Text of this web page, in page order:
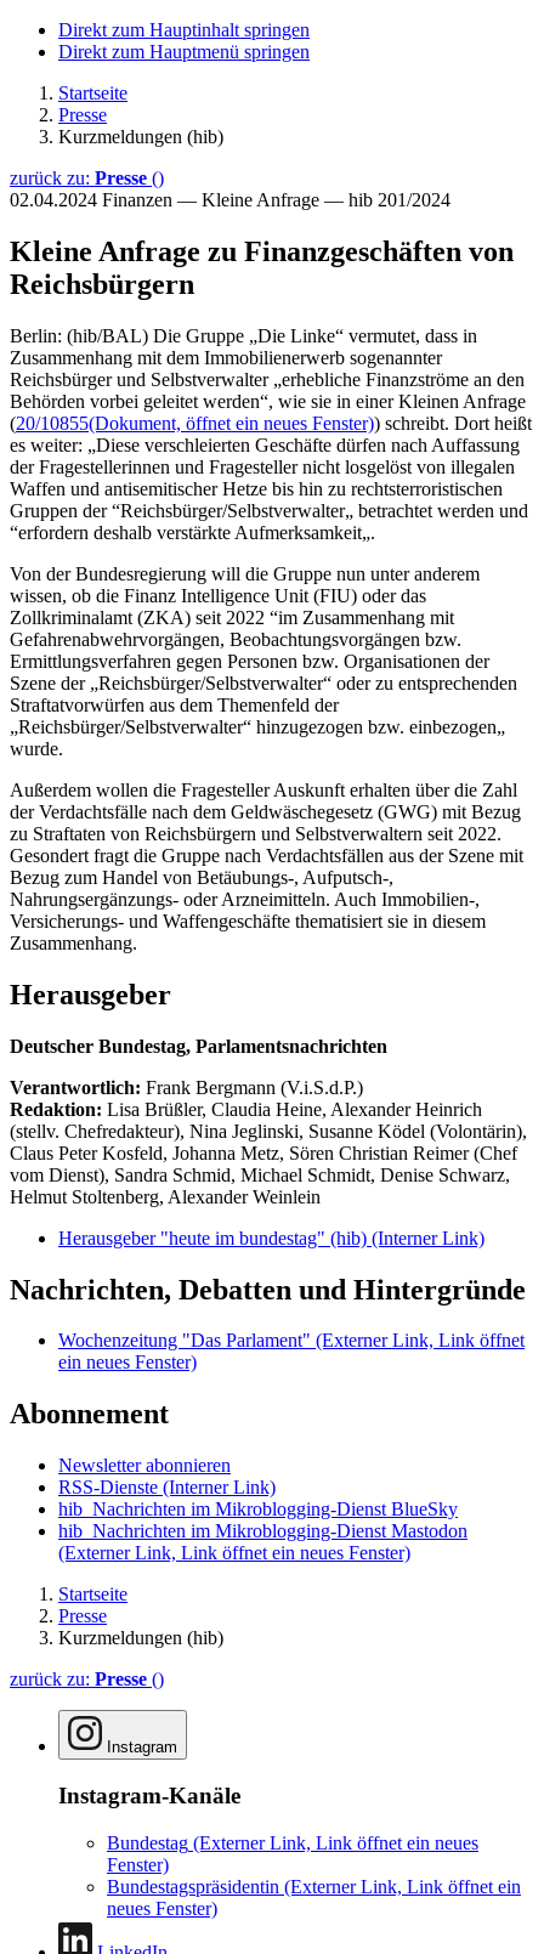
Direkt zum Hauptinhalt springen
Direkt zum Hauptmenü springen
Startseite
Presse
Kurzmeldungen (hib)
zurück zu: Presse ()
02.04.2024 Finanzen — Kleine Anfrage — hib 201/2024
Kleine Anfrage zu Finanzgeschäften von
Reichsbürgern
Berlin: (hib/BAL) Die Gruppe „Die Linke“ vermutet, dass in
Zusammenhang mit dem Immobilienerwerb sogenannter
Reichsbürger und Selbstverwalter „erhebliche Finanzströme an den
Behörden vorbei geleitet werden“, wie sie in einer Kleinen Anfrage
(20/10855(Dokument, öffnet ein neues Fenster)) schreibt. Dort heißt
es weiter: „Diese verschleierten Geschäfte dürfen nach Auffassung
der Fragestellerinnen und Fragesteller nicht losgelöst von illegalen
Waffen und antisemitischer Hetze bis hin zu rechtsterroristischen
Gruppen der “Reichsbürger/Selbstverwalter„ betrachtet werden und
“erfordern deshalb verstärkte Aufmerksamkeit„.
Von der Bundesregierung will die Gruppe nun unter anderem
wissen, ob die Finanz Intelligence Unit (FIU) oder das
Zollkriminalamt (ZKA) seit 2022 “im Zusammenhang mit
Gefahrenabwehrvorgängen, Beobachtungsvorgängen bzw.
Ermittlungsverfahren gegen Personen bzw. Organisationen der
Szene der „Reichsbürger/Selbstverwalter“ oder zu entsprechenden
Straftatvorwürfen aus dem Themenfeld der
„Reichsbürger/Selbstverwalter“ hinzugezogen bzw. einbezogen„
wurde.
Außerdem wollen die Fragesteller Auskunft erhalten über die Zahl
der Verdachtsfälle nach dem Geldwäschegesetz (GWG) mit Bezug
zu Straftaten von Reichsbürgern und Selbstverwaltern seit 2022.
Gesondert fragt die Gruppe nach Verdachtsfällen aus der Szene mit
Bezug zum Handel von Betäubungs-, Aufputsch-,
Nahrungsergänzungs- oder Arzneimitteln. Auch Immobilien-,
Versicherungs- und Waffengeschäfte thematisiert sie in diesem
Zusammenhang.
Herausgeber
Deutscher Bundestag, Parlamentsnachrichten
Verantwortlich: Frank Bergmann (V.i.S.d.P.)
Redaktion: Lisa Brüßler, Claudia Heine, Alexander Heinrich
(stellv. Chefredakteur), Nina Jeglinski, Susanne Ködel (Volontärin),
Claus Peter Kosfeld, Johanna Metz, Sören Christian Reimer (Chef
vom Dienst), Sandra Schmid, Michael Schmidt, Denise Schwarz,
Helmut Stoltenberg, Alexander Weinlein
Herausgeber "heute im bundestag" (hib) (Interner Link)
Nachrichten, Debatten und Hintergründe
Wochenzeitung "Das Parlament" (Externer Link, Link öffnet
ein neues Fenster)
Abonnement
Newsletter abonnieren
RSS-Dienste (Interner Link)
hib_Nachrichten im Mikroblogging-Dienst BlueSky
hib_Nachrichten im Mikroblogging-Dienst Mastodon
(Externer Link, Link öffnet ein neues Fenster)
Startseite
Presse
Kurzmeldungen (hib)
zurück zu: Presse ()
Instagram
Instagram-Kanäle
Bundestag (Externer Link, Link öffnet ein neues
Fenster)
Bundestagspräsidentin (Externer Link, Link öffnet ein
neues Fenster)